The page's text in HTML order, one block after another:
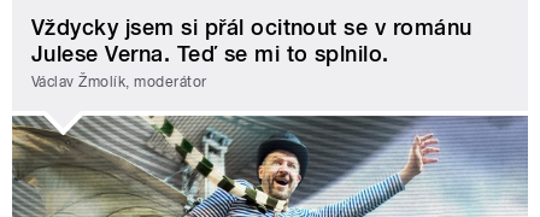
Vždycky jsem si přál ocitnout se v románu
Julese Verna. Teď se mi to splnilo.
Václav Žmolík, moderátor